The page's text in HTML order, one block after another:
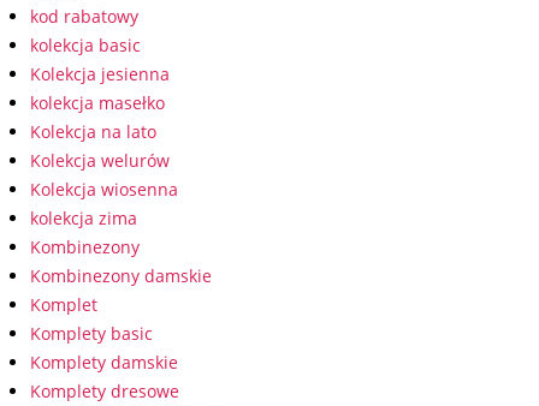
kod rabatowy
kolekcja basic
Kolekcja jesienna
kolekcja masełko
Kolekcja na lato
Kolekcja welurów
Kolekcja wiosenna
kolekcja zima
Kombinezony
Kombinezony damskie
Komplet
Komplety basic
Komplety damskie
Komplety dresowe